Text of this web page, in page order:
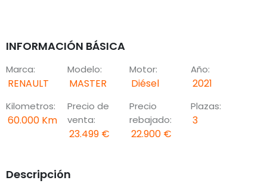
INFORMACIÓN BÁSICA
Marca:
RENAULT
Modelo:
MASTER
Motor:
Diésel
Año:
2021
Kilometros:
60.000 Km
Precio de
venta:
23.499 €
Precio
rebajado:
22.900 €
Plazas:
3
Descripción